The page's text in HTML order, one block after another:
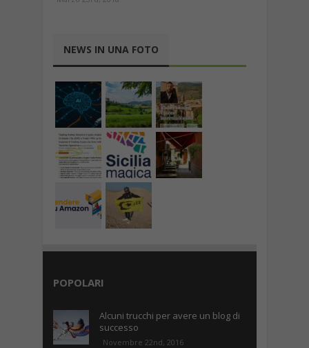
NEWS IN UNA FOTO
POPOLARI
Alcuni trucchi per avere un blog di
successo
Novembre 22nd, 2016